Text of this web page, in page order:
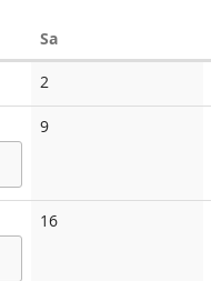
SaSamstag
2
Veranstaltungen
9Keine
16Keine